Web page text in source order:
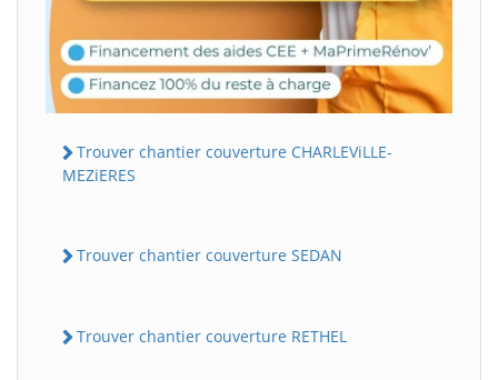
Trouver chantier couverture CHARLEViLLE-
MEZiERES
Trouver chantier couverture SEDAN
Trouver chantier couverture RETHEL